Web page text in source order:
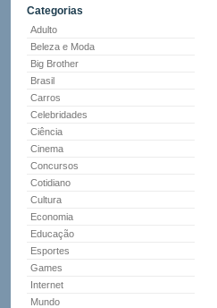
Categorias
Adulto
Beleza e Moda
Big Brother
Brasil
Carros
Celebridades
Ciência
Cinema
Concursos
Cotidiano
Cultura
Economia
Educação
Esportes
Games
Internet
Mundo